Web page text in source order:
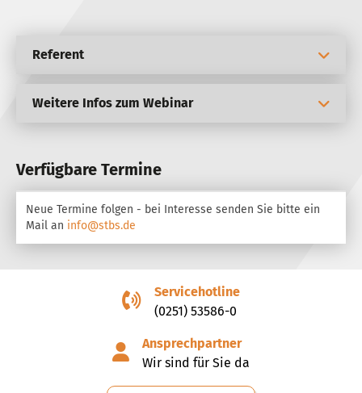
Referent
Weitere Infos zum Webinar
Verfügbare Termine
Neue Termine folgen - bei Interesse senden Sie bitte ein
Mail an info@stbs.de
Servicehotline
(0251) 53586-0
Ansprechpartner
Wir sind für Sie da